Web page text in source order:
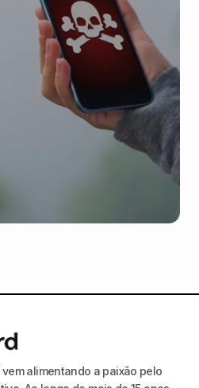
alimentando a paixão pelo